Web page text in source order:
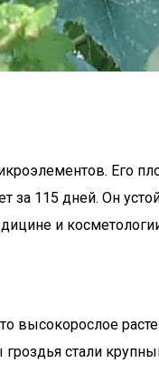
Его
за 115 дней. Он
и
высокорослое
стали